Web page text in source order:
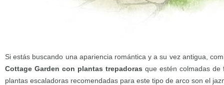
Si estás buscando una apariencia romántica y a su vez antigua,
Cottage Garden con plantas trepadoras que estén colmadas de
plantas escaladoras recomendadas para este tipo de arco son el